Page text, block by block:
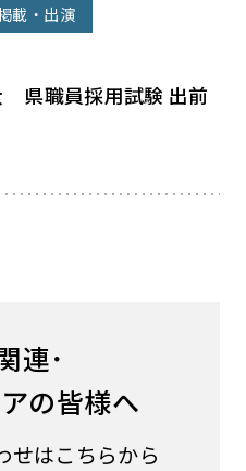
載・出演
県職員採用試験 出前
連･
の皆様へ
せはこちらから